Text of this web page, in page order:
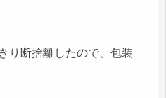
り断捨離したので、包装